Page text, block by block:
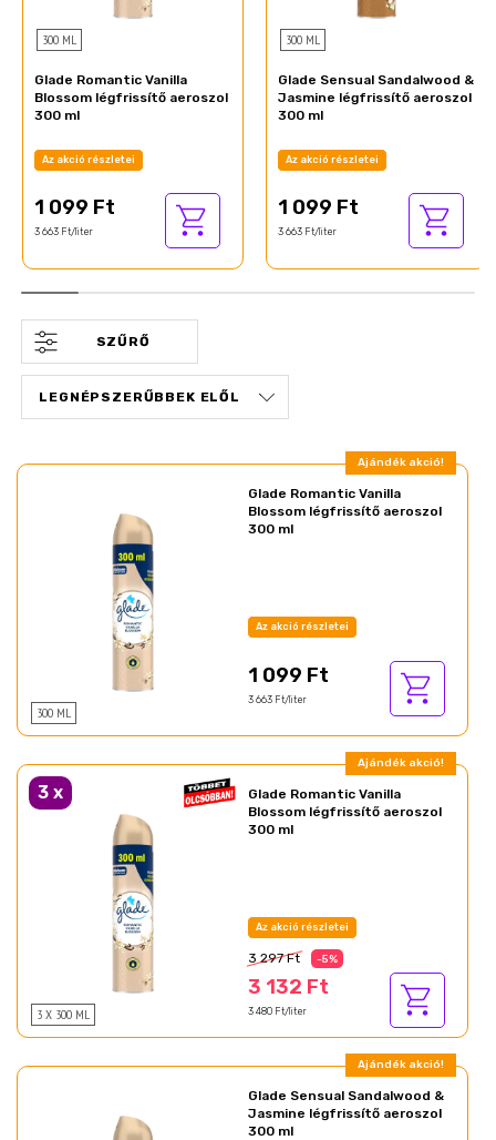
300 ML
Glade Romantic Vanilla
Blossom légfrissítő aeroszol
300 ml
Az akció részletei
1 099 Ft
3 663 Ft/liter
300 ML
Glade Sensual Sandalwood &
Jasmine légfrissítő aeroszol
300 ml
Az akció részletei
1 099 Ft
3 663 Ft/liter
SZŰRŐ
Ajándék akció!
300 ML
Glade Romantic Vanilla
Blossom légfrissítő aeroszol
300 ml
Az akció részletei
1 099 Ft
3 663 Ft/liter
Ajándék akció!
3 x
3 X 300 ML
Glade Romantic Vanilla
Blossom légfrissítő aeroszol
300 ml
Az akció részletei
3 297 Ft -5%
3 132 Ft
3 480 Ft/liter
Ajándék akció!
Glade Sensual Sandalwood &
Jasmine légfrissítő aeroszol
300 ml